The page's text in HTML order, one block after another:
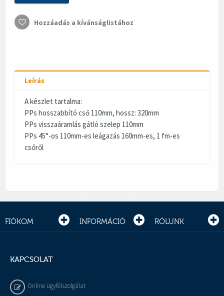
Hozzáadás a kívánságlistához
Leírás
A készlet tartalma:
PPs hosszabbító cső 110mm, hossz: 320mm
PPs visszaáramlás gátló szelep 110mm
PPs 45°-os 110mm-es leágazás 160mm-es, 1 fm-es
csőről
FIÓKOM INFORMÁCIÓ RÓLUNK
KAPCSOLAT
Online ügyfélszolgálat